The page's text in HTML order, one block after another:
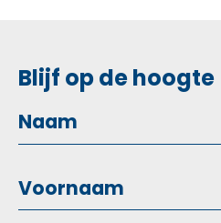
Blijf op de hoogte